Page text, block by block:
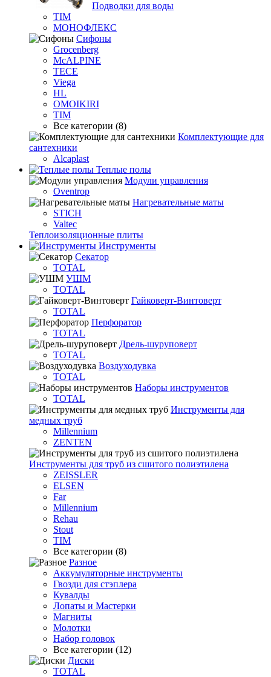
Подводки для воды
TIM
МОНОФЛЕКС
Сифоны
Grocenberg
McALPINE
TECE
Viega
HL
OMOIKIRI
TIM
Все категории (8)
Комплектующие для
сантехники
Alcaplast
Теплые полы
Модули управления
Oventrop
Нагревательные маты
STICH
Valtec
Теплоизоляционные плиты
Инструменты
Секатор
TOTAL
УШМ
TOTAL
Гайковерт-Винтоверт
TOTAL
Перфоратор
TOTAL
Дрель-шуруповерт
TOTAL
Воздуходувка
TOTAL
Наборы инструментов
TOTAL
Инструменты для
медных труб
Millennium
ZENTEN
Инструменты для труб из сшитого полиэтилена
ZEISSLER
ELSEN
Far
Millennium
Rehau
Stout
TIM
Все категории (8)
Разное
Аккумуляторные инструменты
Гвозди для стэплера
Кувалды
Лопаты и Мастерки
Магниты
Молотки
Набор головок
Все категории (12)
Диски
TOTAL